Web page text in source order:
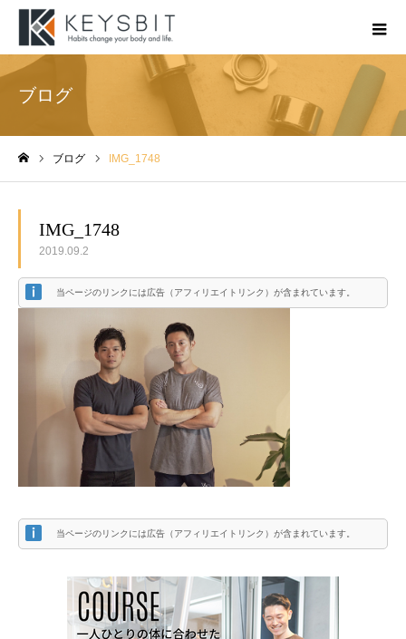
ブログ
ブログ IMG_1748
IMG_1748
2019.09.2
当ページのリンクには広告（アフィリエイトリンク）が含まれています。
当ページのリンクには広告（アフィリエイトリンク）が含まれています。